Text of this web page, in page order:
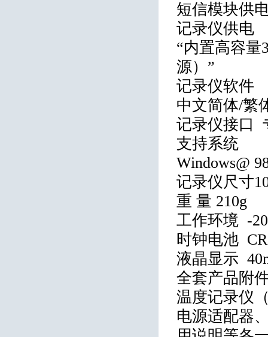
短信模块供
记录仪供电
“内置高容量
源）”
记录仪软件
中文简体/繁
记录仪接口
支持系统
Windows@
记录仪尺寸
重 量 210g
工作环境 -
时钟电池
液晶显示
全套产品附
温度记录仪
电源适配器